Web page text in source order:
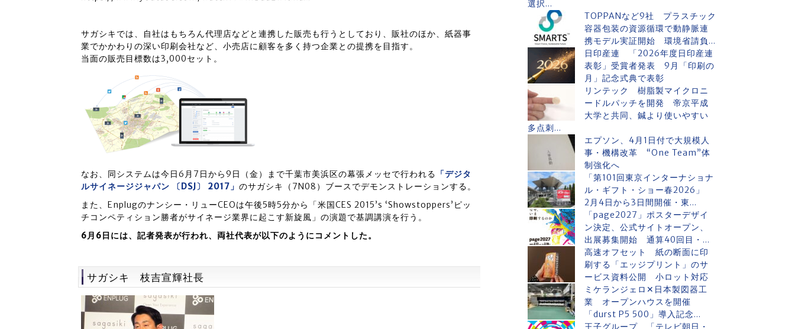
サガシキでは、自社はもちろん代理店などと連携した販売も行うとしており、販社のほか、紙器事
業でかかわりの深い印刷会社など、小売店に顧客を多く持つ企業との提携を目指す。
当面の販売目標数は3,000セット。
なお、同システムは今日6月7日から9日（金）まで千葉市美浜区の幕張メッセで行われる 「デジタ
ルサイネージジャパン 〔DSJ〕 2017」 のサガシキ（7N08）ブースでデモンストレーションする。
また、Enplugのナンシー・リューCEOは午後5時5分から「米国CES 2015’s ‘Showstoppers’ピッ
チコンペティション勝者がサイネージ業界に起こす新旋風」の演題で基調講演を行う。
6月6日には、記者発表が行われ、両社代表が以下のようにコメントした。
サガシキ 枝吉宣輝社長
選択...
TOPPANなど9社 プラスチック
容器包装の資源循環で動静脈連
携モデル実証開始 環境省請負...
日印産連 「2026年度日印産連
表彰」受賞者発表 9月「印刷の
月」記念式典で表彰
リンテック 樹脂製マイクロニ
ードルパッチを開発 帝京平成
大学と共同、鍼より使いやすい
多点刺...
エプソン、4月1日付で大規模人
事・機構改革 “One Team”体
制強化へ
「第101回東京インターナショナ
ル・ギフト・ショー春2026」
2月4日から3日間開催・東...
「page2027」ポスターデザイ
ン決定、公式サイトオープン、
出展募集開始 通算40回目・...
高速オフセット 紙の断面に印
刷する「エッジプリント」のサ
ービス資料公開 小ロット対応
ミケランジェロ✕日本製図器工
業 オープンハウスを開催
「durst P5 500」導入記念...
王子グループ 「テレビ朝日・